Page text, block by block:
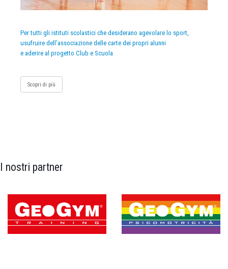
Per tutti gli istituti scolastici che desiderano agevolare lo sport,
usufruire dell’associazione delle carte dei propri alunni
e aderire al progetto Club e Scuola
Scopri di più
I nostri partner